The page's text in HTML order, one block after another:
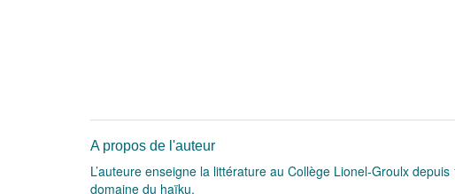
A propos de l'auteur
L’auteure enseigne la littérature au Collège Lionel-Groulx
domaine du haïku.